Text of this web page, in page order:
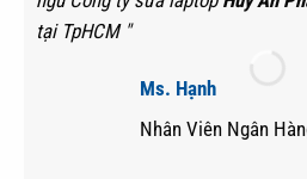
tại TpHCM "
Ms. Hạnh
Nhân Viên Ngân